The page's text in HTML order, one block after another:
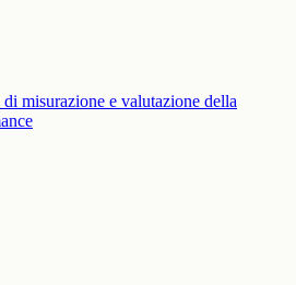
di misurazione e valutazione della